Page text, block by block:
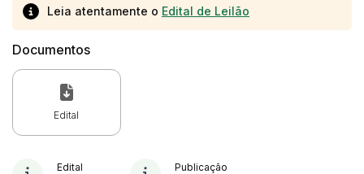
Leia atentamente o Edital de Leilão
Documentos
Edital
Edital Publicação